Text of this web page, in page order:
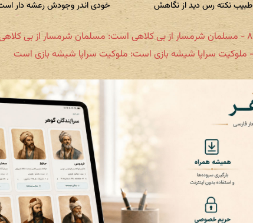
طبیب نکته رس دید از نگاهش
خودی اندر وجودش رعشه دار